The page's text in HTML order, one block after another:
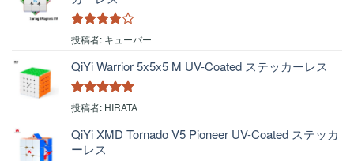
5段階中 4
投稿者: キューバー
QiYi Warrior 5x5x5 M UV-Coated ステッカーレス
5段階中5の
投稿者: HIRATA
QiYi XMD Tornado V5 Pioneer UV-Coated ステッカ
ーレス